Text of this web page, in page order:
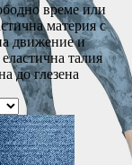
време или
материя с
движение и
талия
до глезена